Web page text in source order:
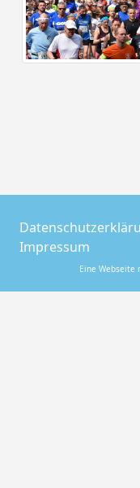
Impressum
Eine Webseite